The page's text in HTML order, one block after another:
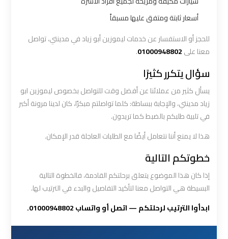
أسعار ثابتة ومتفق عليها مسبقاً
للحجز أو الاستفسار عن خدمات ليموزين أبو زياد في مدينتي، تواصل
معنا على01000948802
.
سؤال يتكرر كثيرًا
يسأل كثير من عملائنا عن أفضل وقت للتواصل بخصوص ليموزين ابو
زياد مدينتي، والإجابة ببساطة: كلما تواصلتم مبكرًا، كان لدينا مرونة أكبر
في تلبية طلبكم بالضبط كما تريدون.
هذا لا يمنع أننا نتعامل أيضًا مع الطلبات العاجلة قدر الإمكان.
خطوتكم التالية
إذا كان هذا الموضوع يتعلق برحلتكم القادمة، فالخطوة التالية
البسيطة هي التواصل معنا لتأكيد التفاصيل والبدء في الترتيب لها.
ابدأوا الترتيب لرحلتكم — اتصل أو واتساب 01000948802.
ليموزين
العرب
مرسي
مطروح
ليموزين
الاسكندرية
ليموزين